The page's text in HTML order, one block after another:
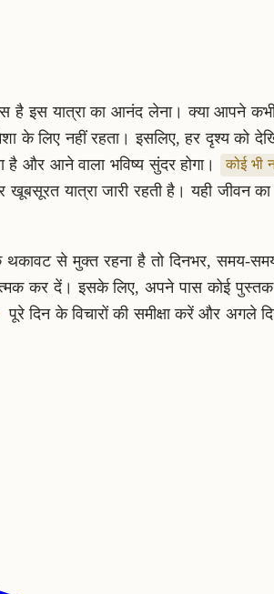
है इस यात्रा का आनंद लेना। क्या आपने
के लिए नहीं रहता। इसलिए, हर दृश्य को
है और आने वाला भविष्य सुंदर होगा।
कोई भी
यात्रा जारी रहती है। यही जीवन
थकावट से मुक्त रहना है तो दिनभर, समय-
कर दें। इसके लिए, अपने पास कोई पुस्तक
पूरे दिन के विचारों की समीक्षा करें और अगले